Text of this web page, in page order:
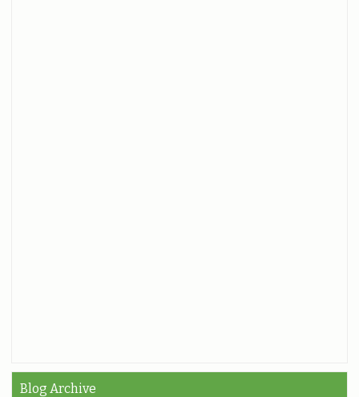
Blog Archive